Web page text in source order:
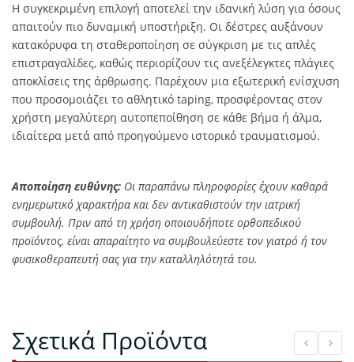
Η συγκεκριμένη επιλογή αποτελεί την ιδανική λύση για όσους
απαιτούν πιο δυναμική υποστήριξη. Οι δέστρες αυξάνουν
κατακόρυφα τη σταθεροποίηση σε σύγκριση με τις απλές
επιστραγαλίδες, καθώς περιορίζουν τις ανεξέλεγκτες πλάγιες
αποκλίσεις της άρθρωσης. Παρέχουν μια εξωτερική ενίσχυση
που προσομοιάζει το αθλητικό taping, προσφέροντας στον
χρήστη μεγαλύτερη αυτοπεποίθηση σε κάθε βήμα ή άλμα,
ιδιαίτερα μετά από προηγούμενο ιστορικό τραυματισμού.
Αποποίηση ευθύνης: Οι παραπάνω πληροφορίες έχουν καθαρά
ενημερωτικό χαρακτήρα και δεν αντικαθιστούν την ιατρική
συμβουλή. Πριν από τη χρήση οποιουδήποτε ορθοπεδικού
προϊόντος, είναι απαραίτητο να συμβουλεύεστε τον γιατρό ή τον
φυσικοθεραπευτή σας για την καταλληλότητά του.
Σχετικά Προϊόντα